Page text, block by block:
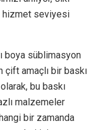
seviyesi
boya süblimasyon
amaçlı bir baskı
bu baskı
malzemeler
bir zamanda